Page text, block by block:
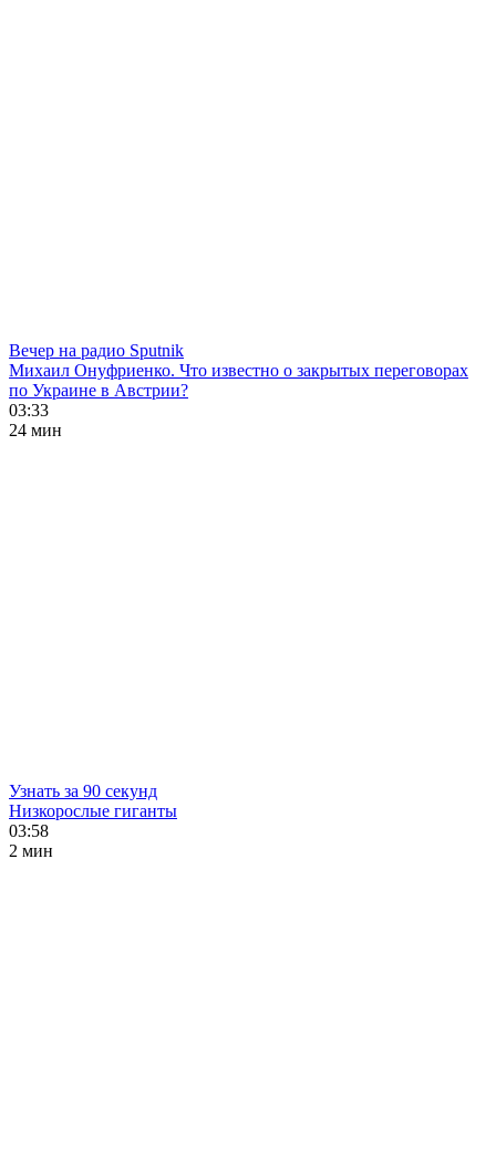
Вечер на радио Sputnik
Михаил Онуфриенко. Что известно о закрытых переговорах
по Украине в Австрии?
03:33
24 мин
Узнать за 90 секунд
Низкорослые гиганты
03:58
2 мин